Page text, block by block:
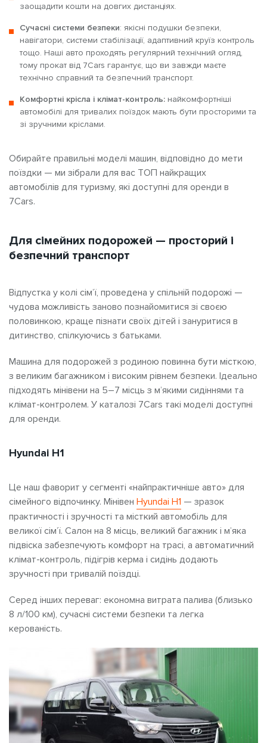
заощадити кошти на довгих дистанціях.
Сучасні системи безпеки: якісні подушки безпеки,
навігатори, системи стабілізації, адаптивний круїз контроль
тощо. Наші авто проходять регулярний технічний огляд,
тому прокат від 7Cars гарантує, що ви завжди маєте
технічно справний та безпечний транспорт.
Комфортні крісла і клімат-контроль: найкомфортніші
автомобілі для тривалих поїздок мають бути просторими та
зі зручними кріслами.
Обирайте правильні моделі машин, відповідно до мети
поїздки — ми зібрали для вас ТОП найкращих
автомобілів для туризму, які доступні для оренди в
7Cars.
Для сімейних подорожей — просторий і
безпечний транспорт
Відпустка у колі сім’ї, проведена у спільній подорожі —
чудова можливість заново познайомитися зі своєю
половинкою, краще пізнати своїх дітей і зануритися в
дитинство, спілкуючись з батьками.
Машина для подорожей з родиною повинна бути місткою,
з великим багажником і високим рівнем безпеки. Ідеально
підходять мінівени на 5–7 місць з м’якими сидіннями та
клімат-контролем. У каталозі 7Cars такі моделі доступні
для оренди.
Hyundai H1
Це наш фаворит у сегменті «найпрактичніше авто» для
сімейного відпочинку. Мінівен Hyundai H1 — зразок
практичності і зручності та місткий автомобіль для
великої сім’ї. Салон на 8 місць, великий багажник і м’яка
підвіска забезпечують комфорт на трасі, а автоматичний
клімат-контроль, підігрів керма і сидінь додають
зручності при тривалій поїздці.
Серед інших переваг: економна витрата палива (близько
8 л/100 км), сучасні системи безпеки та легка
керованість.